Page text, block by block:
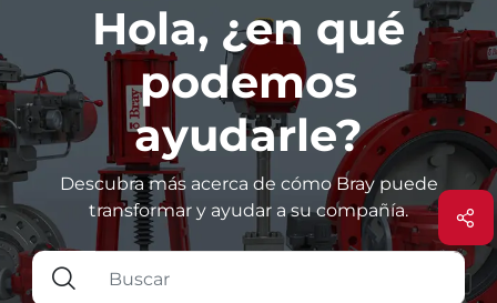
Hola, ¿en qué
podemos
ayudarle?
Descubra más acerca de cómo Bray puede
transformar y ayudar a su compañía.